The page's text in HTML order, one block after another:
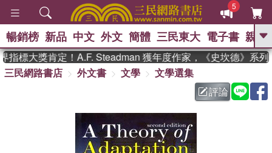
5
GO
熱搜： 東野圭吾 、
父親節 、 如果歷
暑期推薦 、 國際布克
獎 臺灣漫遊錄 、 方念華
登輝時代 、 數學女孩：黎曼猜想
偉大的迷走神經
暢銷榜 新品 中文 外文 簡體 三民東大 電子書 親子
標大獎肯定！A.F. Steadman 獲年度作家，《史坎德》系列
三民網路書店
外文書 文學
文學選集
評論